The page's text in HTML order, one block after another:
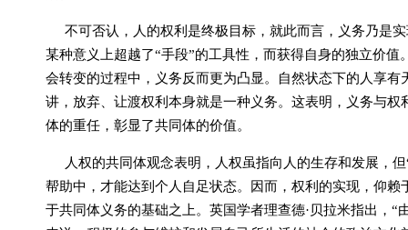
不可否认，人的权利是终极目标，就此而言，义务乃是
某种意义上超越了“手段”的工具性，而获得自身的独立价
会转变的过程中，义务反而更为凸显。自然状态下的人享
讲，放弃、让渡权利本身就是一种义务。这表明，义务与
体的重任，彰显了共同体的价值。
人权的共同体观念表明， 人权虽指向人的生存和发展，
帮助中，才能达到个人自足状态。
因而， 权利的实现，仰赖
于共同体义务的基础之上。英国学者理查德·贝拉米指出， “